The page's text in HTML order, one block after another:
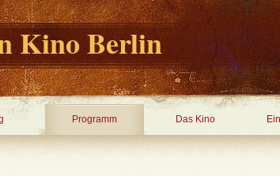
Kino Berlin
Programm Das Kino